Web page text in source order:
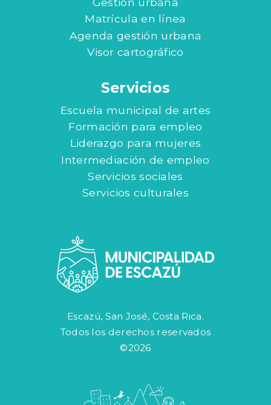
Matrícula en línea
Agenda gestión urbana
Visor cartográfico
Servicios
Escuela municipal de artes
Formación para empleo
Liderazgo para mujeres
Intermediación de empleo
Servicios sociales
Servicios culturales
Escazú, San José, Costa Rica.
Todos los derechos reservados
©2026